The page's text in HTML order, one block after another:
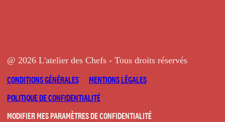
@ 2026 L'atelier des Chefs - Tous droits réservés
CONDITIONS GÉNÉRALES
MENTIONS LÉGALES
POLITIQUE DE CONFIDENTIALITÉ
MODIFIER MES PARAMÈTRES DE CONFIDENTIALITÉ